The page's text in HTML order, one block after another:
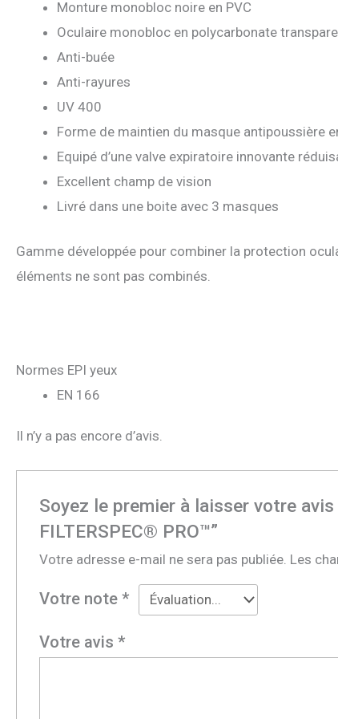
Monture monobloc noire en PVC
Oculaire monobloc en polycarbonate
Anti-buée
Anti-rayures
UV 400
Forme de maintien du masque antipoussière
Equipé d’une valve expiratoire innovante
Excellent champ de vision
Livré dans une boite avec 3 masques
Gamme développée pour combiner la protection
éléments ne sont pas combinés.
Normes EPI yeux
EN 166
Il n’y a pas encore d’avis.
Soyez le premier à laisser votre avis
FILTERSPEC® PRO™”
Votre adresse e-mail ne sera pas publiée. Les
Votre note*
Votre avis*